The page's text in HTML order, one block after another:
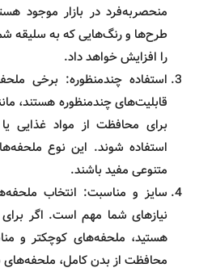
منحصربه‌فرد در بازار موجود
طرح‌ها و رنگ‌هایی که به سلیقه
را افزایش خواهد داد.
استفاده چندمنظوره: برخی
قابلیت‌های چندمنظوره هستند،
برای محافظت از مواد غذایی
استفاده شوند. این نوع
متنوعی مفید باشند.
سایز و مناسبت: انتخاب
نیازهای شما مهم است. اگر
هستید، ملحفه‌های کوچکتر و
محافظت از بدن کامل، ملحفه‌های